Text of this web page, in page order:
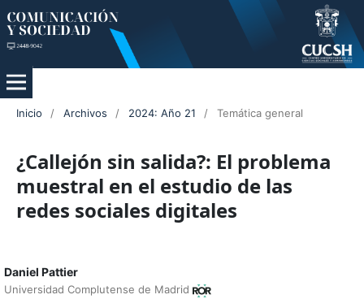
Inicio / Archivos / 2024: Año 21 / Temática general
¿Callejón sin salida?: El problema
muestral en el estudio de las
redes sociales digitales
Daniel Pattier
Universidad Complutense de Madrid